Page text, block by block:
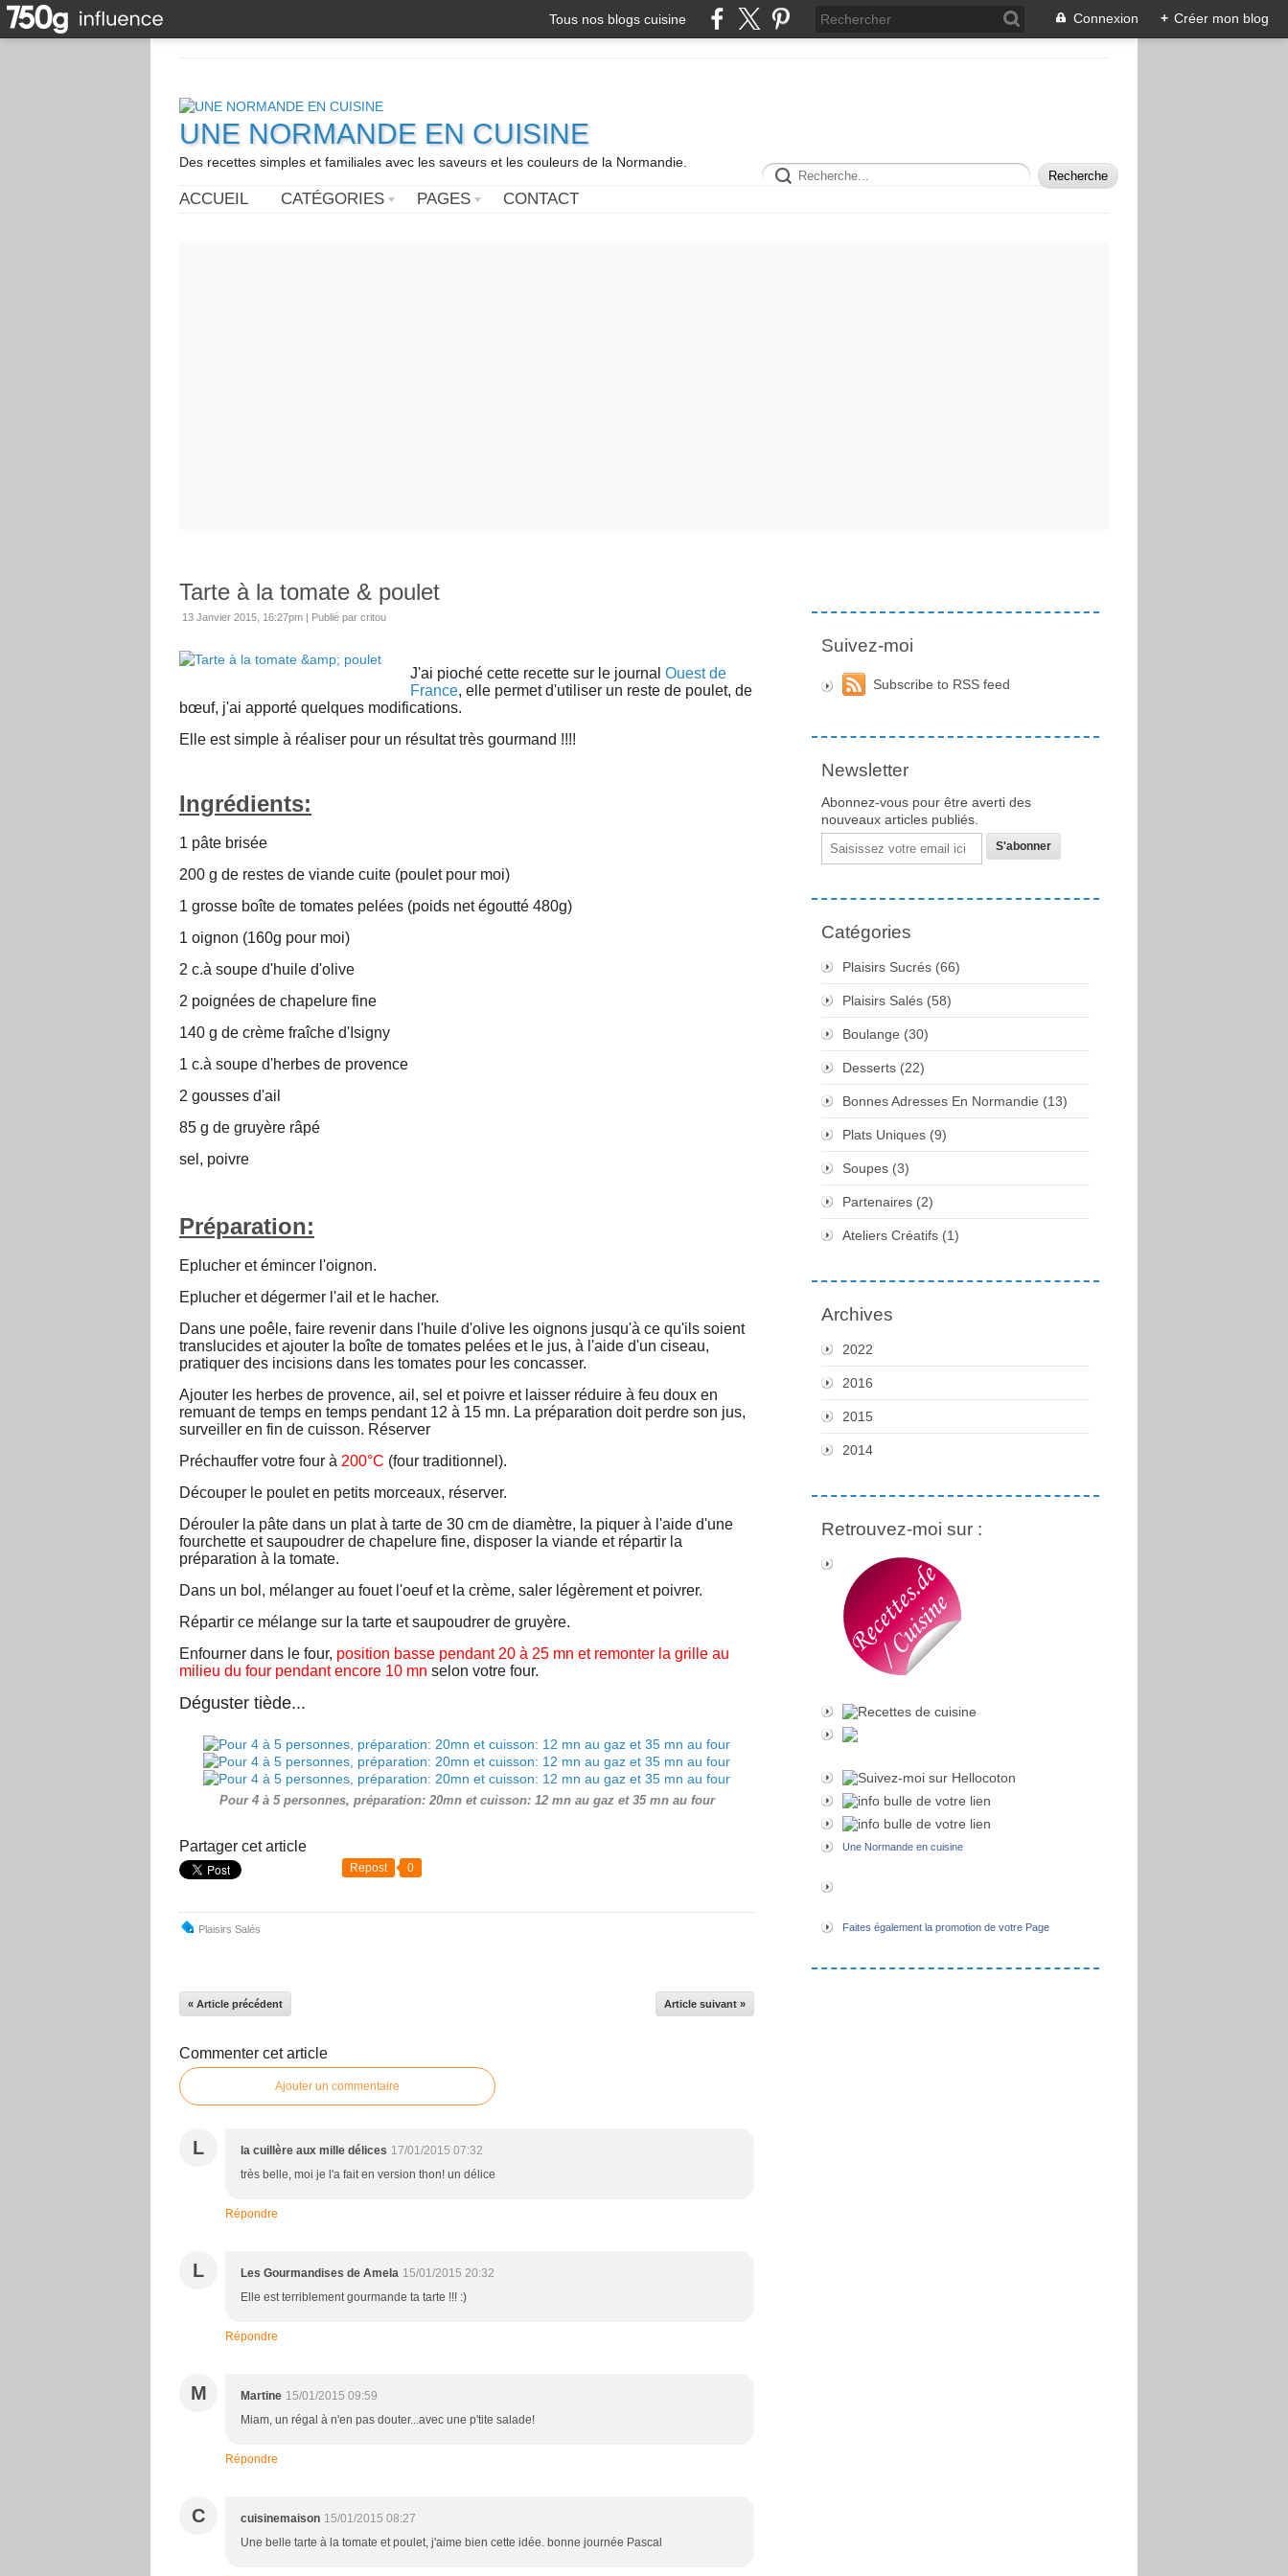
Tous nos blogs cuisine Connexion + Créer mon blog
UNE NORMANDE EN CUISINE
Des recettes simples et familiales avec les saveurs et les couleurs de la Normandie.
ACCUEIL CATÉGORIES PAGES CONTACT
Tarte à la tomate & poulet
13 Janvier 2015, 16:27pm Publié par critou
J'ai pioché cette recette sur le journal Ouest de
France, elle permet d'utiliser un reste de poulet, de
bœuf, j'ai apporté quelques modifications.
Elle est simple à réaliser pour un résultat très gourmand !!!!
Ingrédients:
1 pâte brisée
200 g de restes de viande cuite (poulet pour moi)
1 grosse boîte de tomates pelées (poids net égoutté 480g)
1 oignon (160g pour moi)
2 c.à soupe d'huile d'olive
2 poignées de chapelure fine
140 g de crème fraîche d'Isigny
1 c.à soupe d'herbes de provence
2 gousses d'ail
85 g de gruyère râpé
sel, poivre
Préparation:
Eplucher et émincer l'oignon.
Eplucher et dégermer l'ail et le hacher.
Dans une poêle, faire revenir dans l'huile d'olive les oignons jusqu'à ce qu'ils soient
translucides et ajouter la boîte de tomates pelées et le jus, à l'aide d'un ciseau,
pratiquer des incisions dans les tomates pour les concasser.
Ajouter les herbes de provence, ail, sel et poivre et laisser réduire à feu doux en
remuant de temps en temps pendant 12 à 15 mn. La préparation doit perdre son jus,
surveiller en fin de cuisson. Réserver
Préchauffer votre four à 200°C (four traditionnel).
Découper le poulet en petits morceaux, réserver.
Dérouler la pâte dans un plat à tarte de 30 cm de diamètre, la piquer à l'aide d'une
fourchette et saupoudrer de chapelure fine, disposer la viande et répartir la
préparation à la tomate.
Dans un bol, mélanger au fouet l'oeuf et la crème, saler légèrement et poivrer.
Répartir ce mélange sur la tarte et saupoudrer de gruyère.
Enfourner dans le four, position basse pendant 20 à 25 mn et remonter la grille au
milieu du four pendant encore 10 mn selon votre four.
Déguster tiède...
Pour 4 à 5 personnes, préparation: 20mn et cuisson: 12 mn au gaz et 35 mn au four
Partager cet article
Repost 0
Plaisirs Salés
« Article précédent Article suivant »
Commenter cet article
Ajouter un commentaire
L la cuillère aux mille délices 17/01/2015 07:32
très belle, moi je l'a fait en version thon! un délice
Répondre
L Les Gourmandises de Amela 15/01/2015 20:32
Elle est terriblement gourmande ta tarte !!! :)
Répondre
M Martine 15/01/2015 09:59
Miam, un régal à n'en pas douter...avec une p'tite salade!
Répondre
C cuisinemaison 15/01/2015 08:27
Une belle tarte à la tomate et poulet, j'aime bien cette idée. bonne journée Pascal
Suivez-moi
Subscribe to RSS feed
Newsletter
Abonnez-vous pour être averti des
nouveaux articles publiés.
Email
Catégories
Plaisirs Sucrés (66)
Plaisirs Salés (58)
Boulange (30)
Desserts (22)
Bonnes Adresses En Normandie (13)
Plats Uniques (9)
Soupes (3)
Partenaires (2)
Ateliers Créatifs (1)
Archives
2022
2016
2015
2014
Retrouvez-moi sur :
Une Normande en cuisine
Faites également la promotion de votre Page